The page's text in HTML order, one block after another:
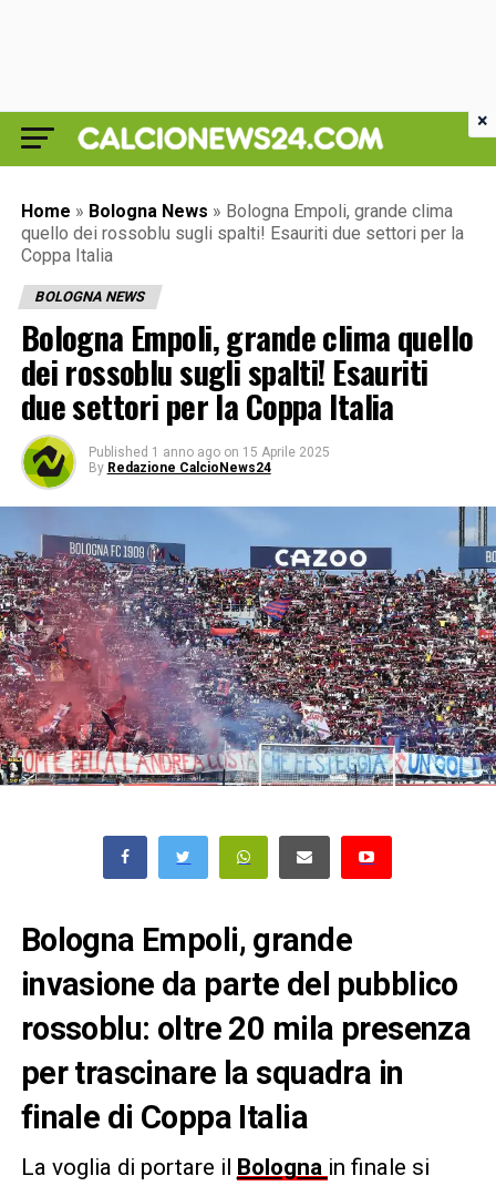
Home » Bologna News » Bologna Empoli, grande clima
quello dei rossoblu sugli spalti! Esauriti due settori per la
Coppa Italia
BOLOGNA NEWS
Bologna Empoli, grande clima quello
dei rossoblu sugli spalti! Esauriti
due settori per la Coppa Italia
Published 1 anno ago on 15 Aprile 2025
By Redazione CalcioNews24
Bologna Empoli, grande
invasione da parte del pubblico
rossoblu: oltre 20 mila presenza
per trascinare la squadra in
finale di Coppa Italia
La voglia di portare il Bologna in finale si
×